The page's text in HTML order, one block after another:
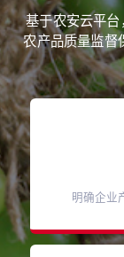
基于农安云平
农产品质量监督
明确企业